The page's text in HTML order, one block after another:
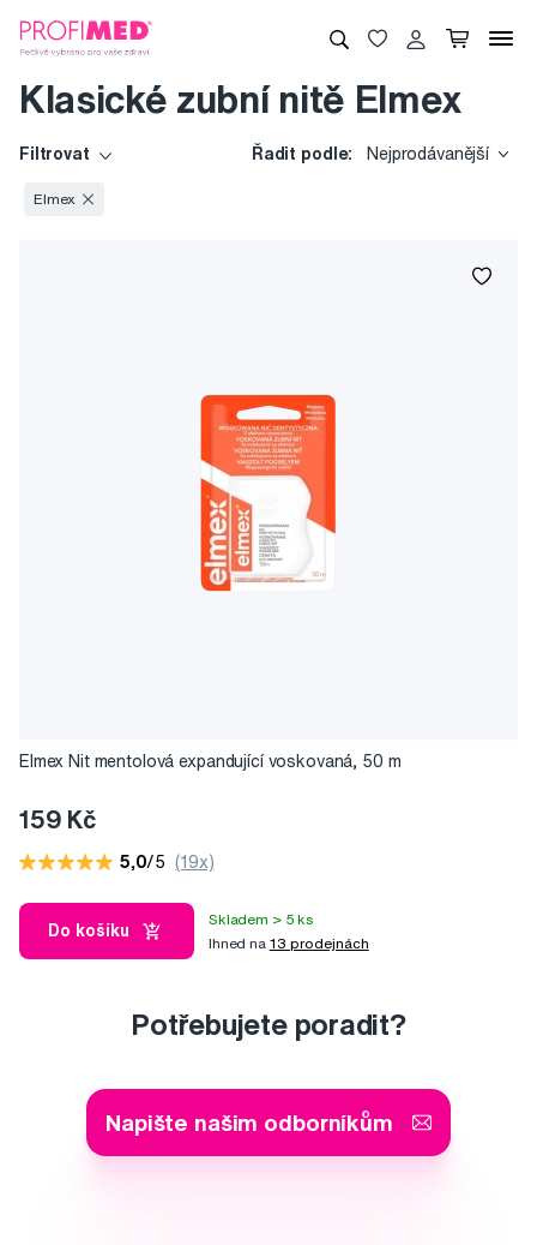
Klasické zubní nitě Elmex
Filtrovat Řadit podle: Nejprodávanější
Elmex
Elmex Nit mentolová expandující voskovaná, 50 m
159 Kč
5,0/5 (19x)
Do košíku
Skladem > 5 ks
Ihned na 13 prodejnách
Potřebujete poradit?
Napište našim odborníkům